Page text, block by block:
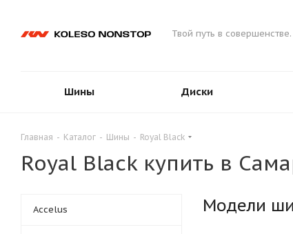
Твой путь в совершенстве.
Шины Диски
Главная - Каталог - Шины - Royal Black
Royal Black купить в
Модели
Accelus